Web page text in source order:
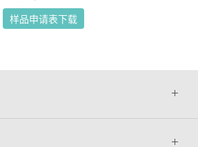
样品申请表下载